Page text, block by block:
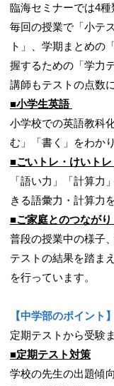
臨海セミナーでは4種
毎回の授業で「小テ
ト」、学期まとめの
握するための「学力
講師もテストの点数
■小学生英語
小学校での英語教科
む」「書く」をわか
■ごいトレ・けいトレ
「語い力」「計算力
きる語彙力・計算力
■ご家庭とのつながり
普段の授業中の様子
テストの結果を踏ま
を行っています。
【中学部のポイント】
定期テストから受験
■定期テスト対策
学校の先生の出題傾